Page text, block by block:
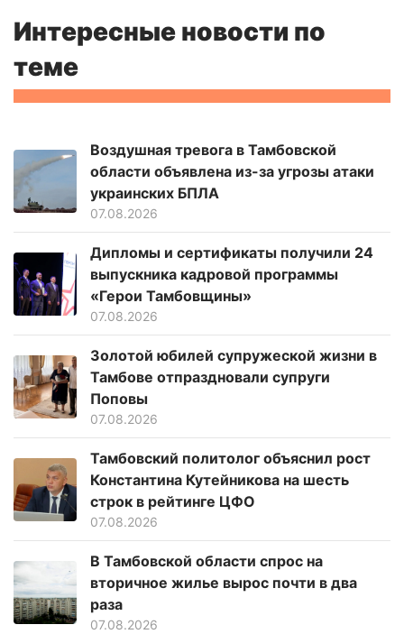
Интересные новости по
теме
Воздушная тревога в Тамбовской
области объявлена из-за угрозы атаки
украинских БПЛА
07.08.2026
Дипломы и сертификаты получили 24
выпускника кадровой программы
«Герои Тамбовщины»
07.08.2026
Золотой юбилей супружеской жизни в
Тамбове отпраздновали супруги
Поповы
07.08.2026
Тамбовский политолог объяснил рост
Константина Кутейникова на шесть
строк в рейтинге ЦФО
07.08.2026
В Тамбовской области спрос на
вторичное жилье вырос почти в два
раза
07.08.2026